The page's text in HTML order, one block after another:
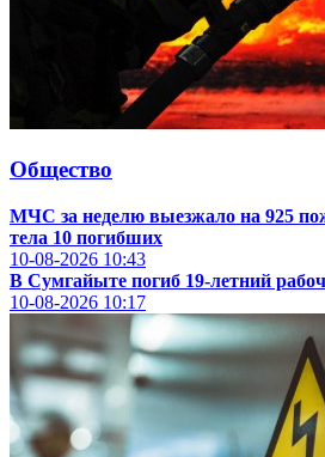
Общество
МЧС за неделю выезжало на 925
тела 10 погибших
10-08-2026 10:43
В Сумгайыте погиб 19-летний
10-08-2026 10:17